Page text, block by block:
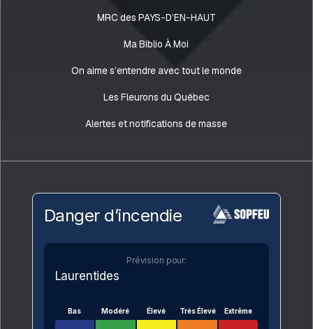
MRC des PAYS-D’EN-HAUT
Ma Biblio À Moi
On aime s’entendre avec tout le monde
Les Fleurons du Québec
Alertes et notifications de masse
Danger d’incendie
Prévision pour:
Laurentides
Bas Modéré Élevé Très Élevé Extrême